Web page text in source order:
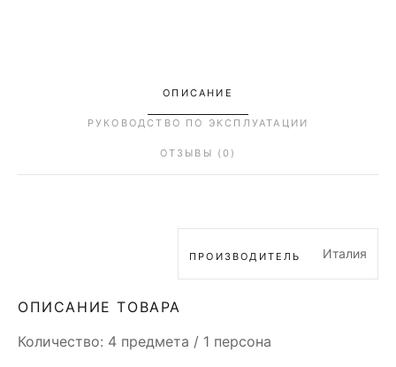
ОПИСАНИЕ
РУКОВОДСТВО ПО ЭКСПЛУАТАЦИИ
ОТЗЫВЫ (0)
ПРОИЗВОДИТЕЛЬ Италия
ОПИСАНИЕ ТОВАРА
Количество: 4 предмета / 1 персона